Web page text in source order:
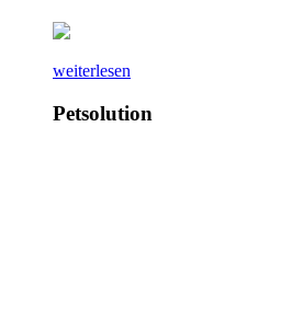
weiterlesen
Petsolution